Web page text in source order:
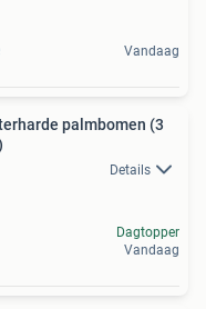
Vandaag
palmbomen (3
Details
Dagtopper
Vandaag